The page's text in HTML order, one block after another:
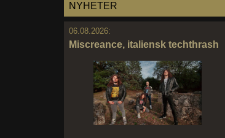
NYHETER
06.08.2026:
Miscreance, italiensk techthrash